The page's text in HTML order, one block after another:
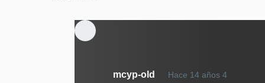
mcyp-old
Hace 14 años 4